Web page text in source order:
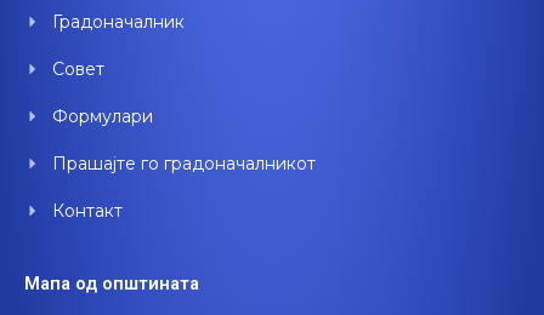
Градоначалник
Совет
Формулари
Прашајте го градоначалникот
Контакт
Мапа од општината